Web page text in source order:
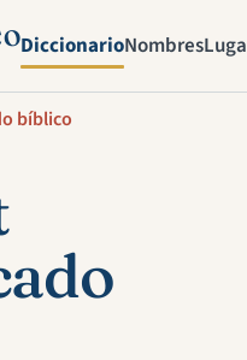
DiccionarioNombres
bíblico